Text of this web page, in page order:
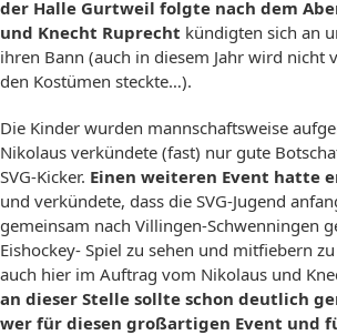
der Halle Gurtweil folgte nach dem
und Knecht Ruprecht kündigten sich an
ihren Bann (auch in diesem Jahr wird nicht
den Kostümen steckte…).
Die Kinder wurden mannschaftsweise
Nikolaus verkündete (fast) nur gute
SVG-Kicker. Einen weiteren Event hatte
und verkündete, dass die SVG-Jugend
gemeinsam nach Villingen-Schwenningen
Eishockey- Spiel zu sehen und mitfiebern
auch hier im Auftrag vom Nikolaus und
an dieser Stelle sollte schon deutlich
wer für diesen großartigen Event und